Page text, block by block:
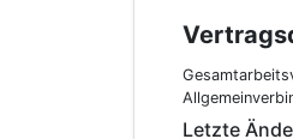
Letzte